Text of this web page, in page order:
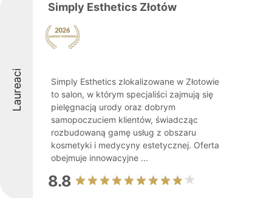
Laureaci
Simply Esthetics Złotów
Simply Esthetics zlokalizowane w Złotowie
to salon, w którym specjaliści zajmują się
pielęgnacją urody oraz dobrym
samopoczuciem klientów, świadcząc
rozbudowaną gamę usług z obszaru
kosmetyki i medycyny estetycznej. Oferta
obejmuje innowacyjne ...
8.8